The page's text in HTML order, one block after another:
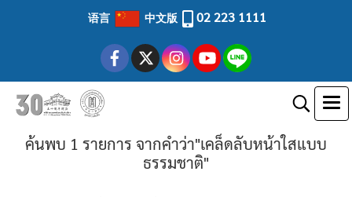
语言 中文版 02 223 1111
ค้นพบ 1 รายการ จากคำว่า"เคล็ดลับหน้าใสแบบ
ธรรมชาติ"